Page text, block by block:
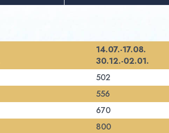
14.07.-17.08.
30.12.-02.01.
502
556
670
800